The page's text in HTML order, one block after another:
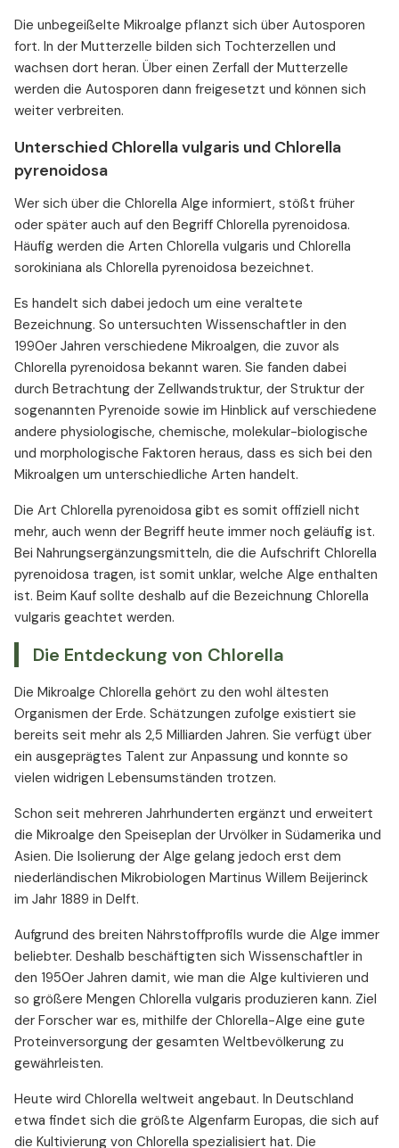
Die unbegeißelte Mikroalge pflanzt sich über Autosporen
fort. In der Mutterzelle bilden sich Tochterzellen und
wachsen dort heran. Über einen Zerfall der Mutterzelle
werden die Autosporen dann freigesetzt und können sich
weiter verbreiten.
Unterschied Chlorella vulgaris und Chlorella
pyrenoidosa
Wer sich über die Chlorella Alge informiert, stößt früher
oder später auch auf den Begriff Chlorella pyrenoidosa.
Häufig werden die Arten Chlorella vulgaris und Chlorella
sorokiniana als Chlorella pyrenoidosa bezeichnet.
Es handelt sich dabei jedoch um eine veraltete
Bezeichnung. So untersuchten Wissenschaftler in den
1990er Jahren verschiedene Mikroalgen, die zuvor als
Chlorella pyrenoidosa bekannt waren. Sie fanden dabei
durch Betrachtung der Zellwandstruktur, der Struktur der
sogenannten Pyrenoide sowie im Hinblick auf verschiedene
andere physiologische, chemische, molekular-biologische
und morphologische Faktoren heraus, dass es sich bei den
Mikroalgen um unterschiedliche Arten handelt.
Die Art Chlorella pyrenoidosa gibt es somit offiziell nicht
mehr, auch wenn der Begriff heute immer noch geläufig ist.
Bei Nahrungsergänzungsmitteln, die die Aufschrift Chlorella
pyrenoidosa tragen, ist somit unklar, welche Alge enthalten
ist. Beim Kauf sollte deshalb auf die Bezeichnung Chlorella
vulgaris geachtet werden.
Die Entdeckung von Chlorella
Die Mikroalge Chlorella gehört zu den wohl ältesten
Organismen der Erde. Schätzungen zufolge existiert sie
bereits seit mehr als 2,5 Milliarden Jahren. Sie verfügt über
ein ausgeprägtes Talent zur Anpassung und konnte so
vielen widrigen Lebensumständen trotzen.
Schon seit mehreren Jahrhunderten ergänzt und erweitert
die Mikroalge den Speiseplan der Urvölker in Südamerika und
Asien. Die Isolierung der Alge gelang jedoch erst dem
niederländischen Mikrobiologen Martinus Willem Beijerinck
im Jahr 1889 in Delft.
Aufgrund des breiten Nährstoffprofils wurde die Alge immer
beliebter. Deshalb beschäftigten sich Wissenschaftler in
den 1950er Jahren damit, wie man die Alge kultivieren und
so größere Mengen Chlorella vulgaris produzieren kann. Ziel
der Forscher war es, mithilfe der Chlorella-Alge eine gute
Proteinversorgung der gesamten Weltbevölkerung zu
gewährleisten.
Heute wird Chlorella weltweit angebaut. In Deutschland
etwa findet sich die größte Algenfarm Europas, die sich auf
die Kultivierung von Chlorella spezialisiert hat. Die